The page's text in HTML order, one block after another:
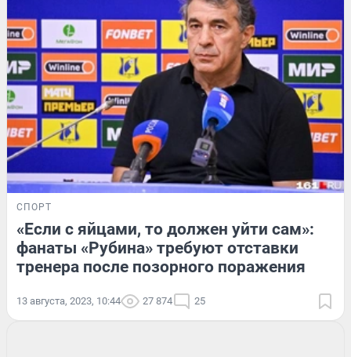
СПОРТ
«Если с яйцами, то должен уйти сам»:
фанаты «Рубина» требуют отставки
тренера после позорного поражения
13 августа, 2023, 10:44 27 874 25